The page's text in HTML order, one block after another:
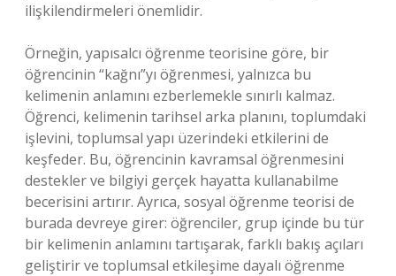
ilişkilendirmeleri önemlidir.
Örneğin, yapısalcı öğrenme teorisine göre, bir
öğrencinin “kağnı”yı öğrenmesi, yalnızca bu
kelimenin anlamını ezberlemekle sınırlı kalmaz.
Öğrenci, kelimenin tarihsel arka planını, toplumdaki
işlevini, toplumsal yapı üzerindeki etkilerini de
keşfeder. Bu, öğrencinin kavramsal öğrenmesini
destekler ve bilgiyi gerçek hayatta kullanabilme
becerisini artırır. Ayrıca, sosyal öğrenme teorisi de
burada devreye girer: öğrenciler, grup içinde bu tür
bir kelimenin anlamını tartışarak, farklı bakış açıları
geliştirir ve toplumsal etkileşime dayalı öğrenme